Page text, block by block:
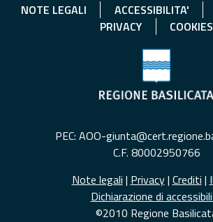
NOTE LEGALI ACCESSIBILITA'
PRIVACY
COOKIES
PEC: AOO-
C.F. 80002950766
Note legali | Privacy| Crediti |
Dichiarazione di
©2010 Regione